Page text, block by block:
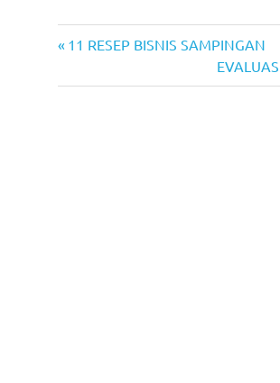
Post
navigation
Previous
11 RESEP BISNIS SAMPINGAN
Next
Post: